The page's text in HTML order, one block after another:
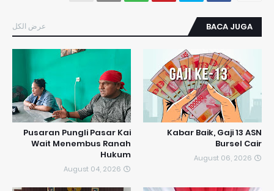
BACA JUGA عرض الكل
Kabar Baik, Gaji 13 ASN
Bursel Cair
August 06, 2026
Pusaran Pungli Pasar Kai
Wait Menembus Ranah
Hukum
August 04, 2026